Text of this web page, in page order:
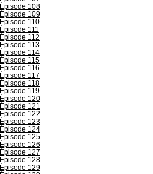
Épisode 108
Épisode 109
Épisode 110
Épisode 111
Épisode 112
Épisode 113
Épisode 114
Épisode 115
Épisode 116
Épisode 117
Épisode 118
Épisode 119
Épisode 120
Épisode 121
Épisode 122
Épisode 123
Épisode 124
Épisode 125
Épisode 126
Épisode 127
Épisode 128
Épisode 129